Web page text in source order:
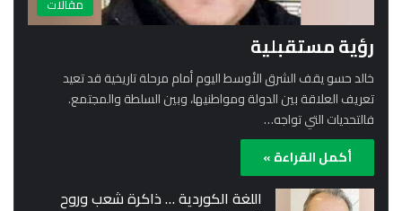
مقالات
رؤية مستقبلية
خالد حسو يقف الشرق الأوسط اليوم أمام مرحلة تاريخية قد تعيد
تعريف العلاقة بين الدولة ومواطنيها، وبين السلطة والمجتمع.
فالتحديات التي تواجه…
أكمل القراءة »
اللغة الكوردية … ذاكرة شعب وروح